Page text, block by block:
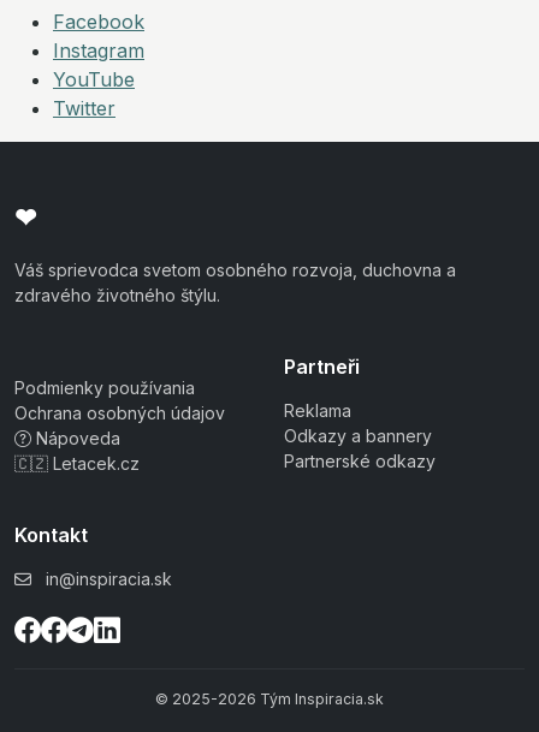
Facebook
Instagram
YouTube
Twitter
❤
Váš sprievodca svetom osobného rozvoja, duchovna a
zdravého životného štýlu.
Podmienky používania
Ochrana osobných údajov
Nápoveda
🇨🇿 Letacek.cz
Partneři
Reklama
Odkazy a bannery
Partnerské odkazy
Kontakt
in@inspiracia.sk
© 2025-2026 Tým Inspiracia.sk